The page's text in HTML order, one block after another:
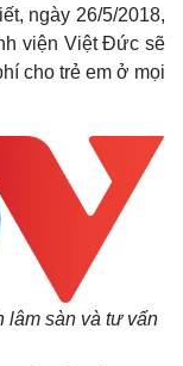
ngày 26/5/2018,
viện Việt Đức sẽ
cho trẻ em ở mọi
lâm sàn và tư vấn